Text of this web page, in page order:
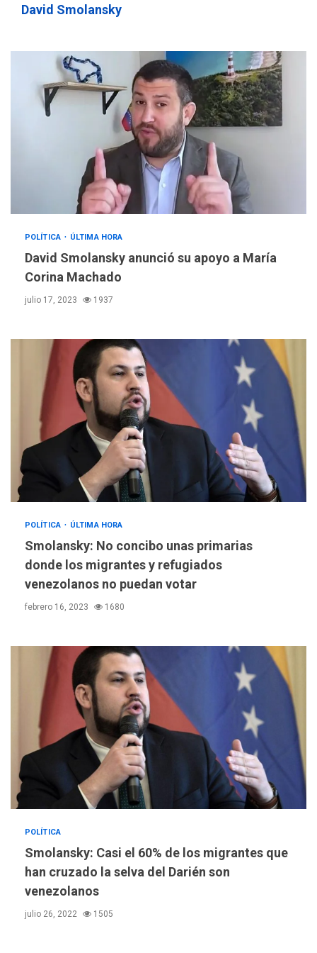
David Smolansky
POLÍTICA ÚLTIMA HORA
David Smolansky anunció su apoyo a María
Corina Machado
julio 17, 2023 1937
POLÍTICA ÚLTIMA HORA
Smolansky: No concibo unas primarias
donde los migrantes y refugiados
venezolanos no puedan votar
febrero 16, 2023 1680
POLÍTICA
Smolansky: Casi el 60% de los migrantes que
han cruzado la selva del Darién son
venezolanos
julio 26, 2022 1505
3
REGIONALES ÚLTIMA HORA
Mariño fortalece capacidad
operativa con flota